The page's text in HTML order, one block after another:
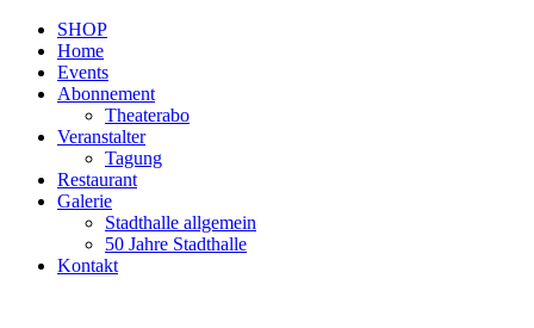
SHOP
Home
Events
Abonnement
Theaterabo
Veranstalter
Tagung
Restaurant
Galerie
Stadthalle allgemein
50 Jahre Stadthalle
Kontakt